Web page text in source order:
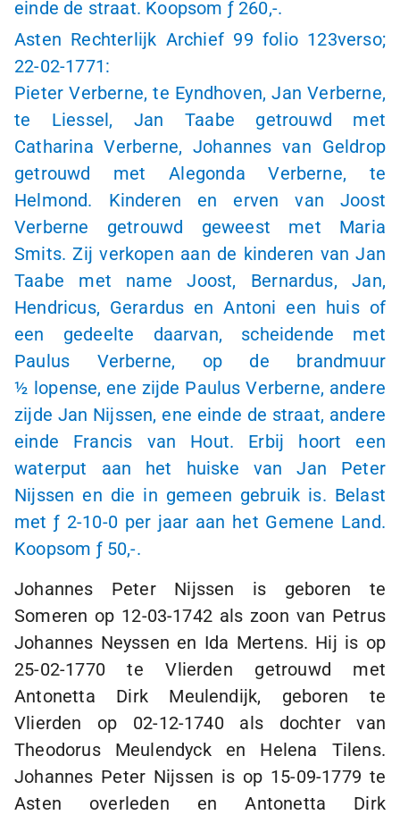
einde de straat. Koopsom ƒ 260,-.
Asten Rechterlijk Archief 99 folio 123verso;
22-02-1771:
Pieter Verberne, te Eyndhoven, Jan Verberne,
te Liessel, Jan Taabe getrouwd met
Catharina Verberne, Johannes van Geldrop
getrouwd met Alegonda Verberne, te
Helmond. Kinderen en erven van Joost
Verberne getrouwd geweest met Maria
Smits. Zij verkopen aan de kinderen van Jan
Taabe met name Joost, Bernardus, Jan,
Hendricus, Gerardus en Antoni een huis of
een gedeelte daarvan, scheidende met
Paulus Verberne, op de brandmuur
½ lopense, ene zijde Paulus Verberne, andere
zijde Jan Nijssen, ene einde de straat, andere
einde Francis van Hout. Erbij hoort een
waterput aan het huiske van Jan Peter
Nijssen en die in gemeen gebruik is. Belast
metƒ 2-10-0 per jaar aan het Gemene Land.
Koopsom ƒ 50,-.
Johannes Peter Nijssen is geboren te
Someren op 12-03-1742 als zoon van Petrus
Johannes Neyssen en Ida Mertens. Hij is op
25-02-1770te Vlierden getrouwd met
Antonetta Dirk Meulendijk, geboren te
Vlierden op 02-12-1740als dochter van
Theodorus Meulendyck en Helena Tilens.
Johannes Peter Nijssen is op 15-09-1779 te
Asten overleden en Antonetta Dirk